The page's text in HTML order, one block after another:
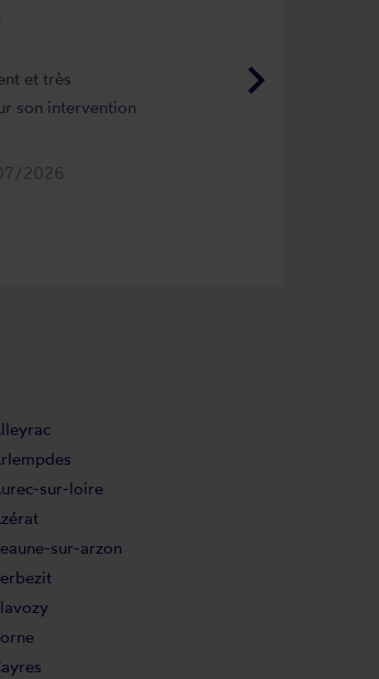
keyboard_arrow_right
et très
son intervention
2026
sur-loire
sur-arzon